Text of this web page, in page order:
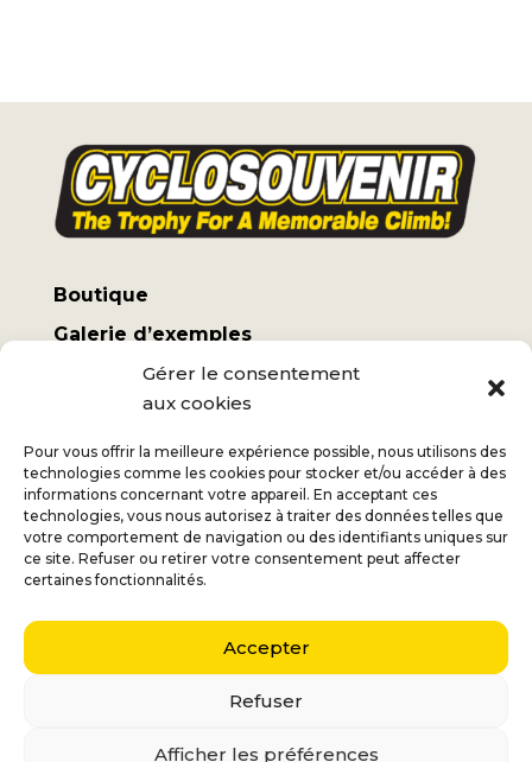
Gérer le consentement
aux cookies
Pour vous offrir la meilleure expérience possible, nous utilisons des
technologies comme les cookies pour stocker et/ou accéder à des
informations concernant votre appareil. En acceptant ces
technologies, vous nous autorisez à traiter des données telles que
votre comportement de navigation ou des identifiants uniques sur
ce site. Refuser ou retirer votre consentement peut affecter
certaines fonctionnalités.
Accepter
Refuser
Afficher les préférences
Boutique
Galerie d’exemples
Mon compte
Termes et conditions
Frais d’expédition
Jan+32 (0) 477 732 949
Véronique+32 (0) 472 562 684
Middelmolenlaan 100
2100 Deurne
Nederlands(Néerlandais) English